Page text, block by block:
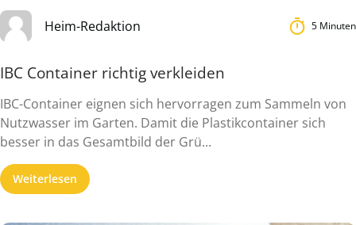
Heim-Redaktion 5 Minuten
IBC Container richtig verkleiden
IBC-Container eignen sich hervorragen zum Sammeln von
Nutzwasser im Garten. Damit die Plastikcontainer sich
besser in das Gesamtbild der Grü...
Weiterlesen